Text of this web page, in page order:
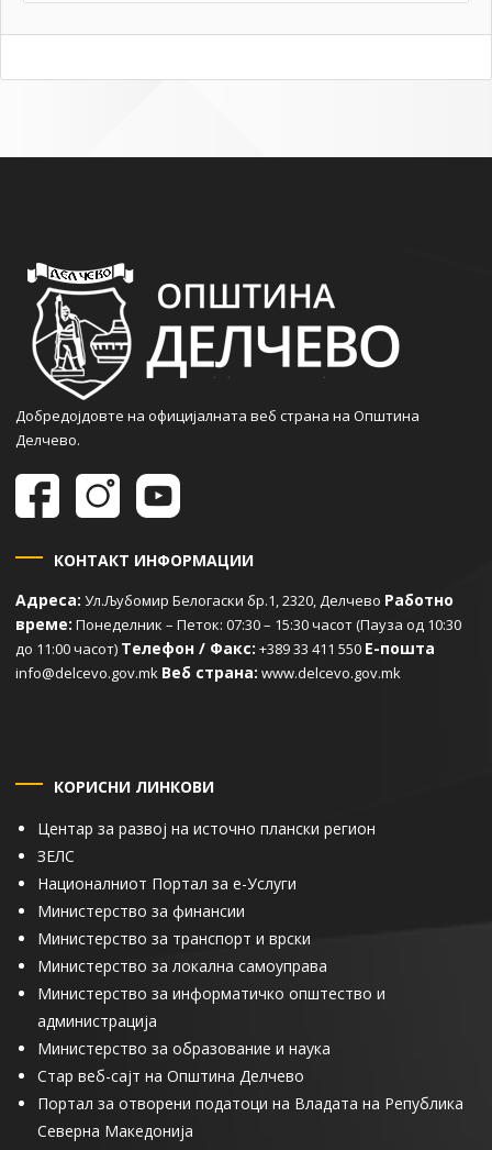
Добредојдовте на официјалната веб страна на Општина
Делчево.
КОНТАКТ ИНФОРМАЦИИ
Адреса: Ул.Љубомир Белогаски бр.1, 2320, Делчево Работно
време: Понеделник – Петок: 07:30 – 15:30 часот (Пауза од 10:30
до 11:00 часот) Телефон / Факс: +389 33 411 550 Е-пошта
info@delcevo.gov.mk Веб страна: www.delcevo.gov.mk
КОРИСНИ ЛИНКОВИ
Центар за развој на источно плански регион
ЗЕЛС
Националниот Портал за е-Услуги
Министерство за финансии
Министерство за транспорт и врски
Министерство за локална самоуправа
Министерство за информатичко општество и
администрација
Министерство за образование и наука
Стар веб-сајт на Општина Делчево
Портал за отворени податоци на Владата на Република
Северна Македонија